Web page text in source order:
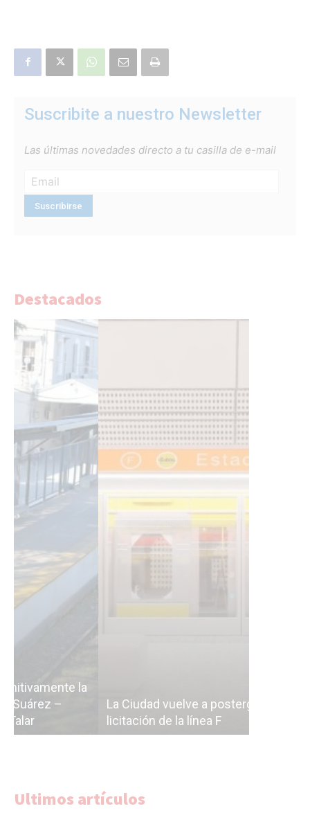
Suscribite a nuestro Newsletter
Las últimas novedades directo a tu casilla de e-mail
Destacados
La Ciudad vuelve a postergar la
licitación de la línea F
Ultimos artículos